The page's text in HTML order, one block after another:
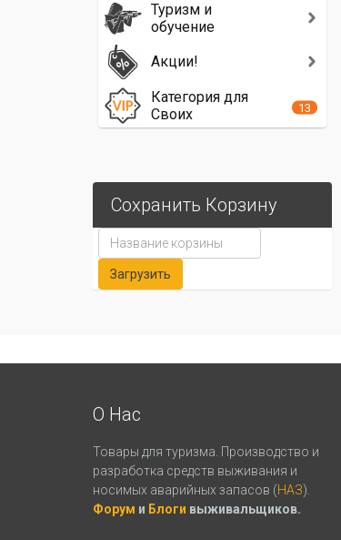
Туризм и
обучение
Акции!
Категория для
Своих
13
Сохранить Корзину
О Нас
Товары для туризма. Производство и
разработка средств выживания и
носимых аварийных запасов (НАЗ).
Форум и Блоги выживальщиков.